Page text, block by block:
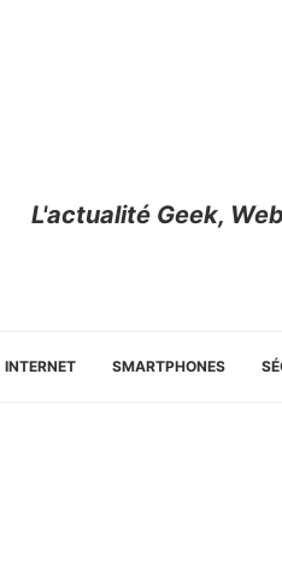
L'actualité Geek,
INTERNET SMARTPHONES